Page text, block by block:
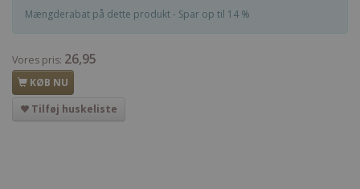
Mængderabat på dette produkt - Spar op til 14 %
Vores pris: 26,95
KØB NU
Tilføj huskeliste